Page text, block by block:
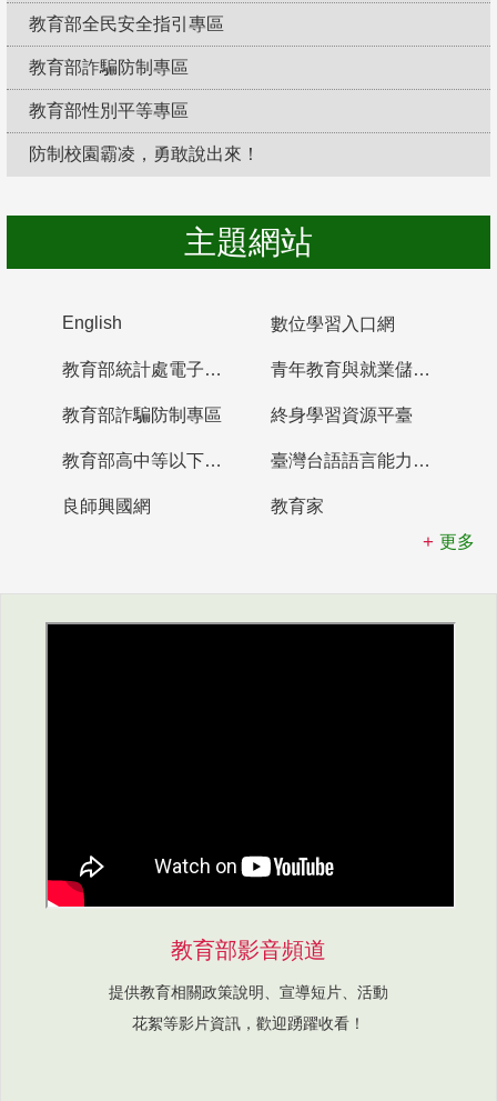
教育部全民安全指引專區
教育部詐騙防制專區
教育部性別平等專區
防制校園霸凌，勇敢說出來！
主題網站
English 數位學習入口網
教育部統計處電子書櫃 青年教育與就業儲蓄帳戶
教育部詐騙防制專區 終身學習資源平臺
教育部高中等以下學校及幼兒園教師資格檢定考試 臺灣台語語言能力認證網站
良師興國網
教育家
更多
教育部影音頻道
提供教育相關政策說明、宣導短片、活動
花絮等影片資訊，歡迎踴躍收看！